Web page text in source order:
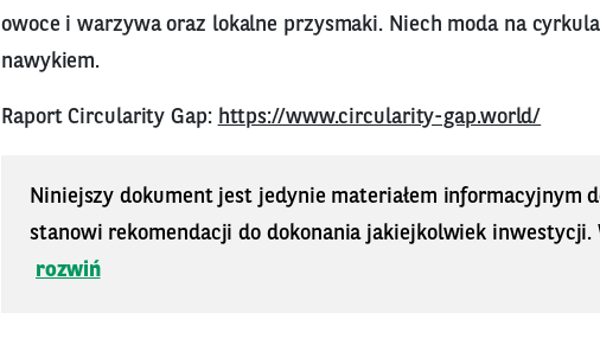
owoce i warzywa oraz lokalne przysmaki. Niech moda na
nawykiem.
Raport Circularity Gap: https://www.circularity-gap.world/
Niniejszy dokument jest jedynie materiałem informacyjnym
stanowi rekomendacji do dokonania jakiejkolwiek inwestycji.
rozwiń